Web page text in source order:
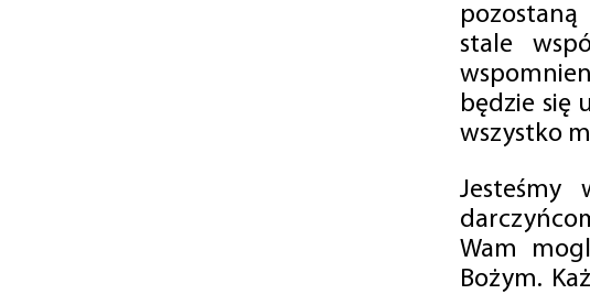
stale
będzie się
wszystko
Jesteśmy
Wam
Bożym.